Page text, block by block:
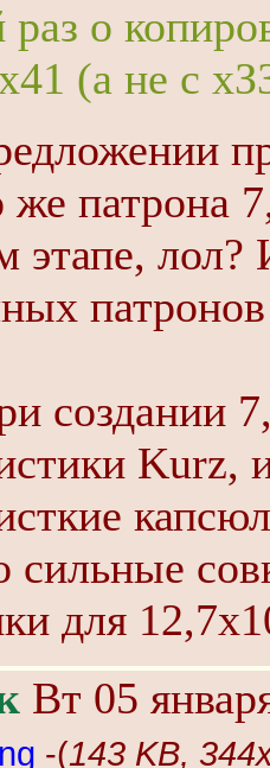
о
(а не с
же патрона
этапе, лол?
создании
Kurz,
сильные
для
Вт 05
-(143 KB,